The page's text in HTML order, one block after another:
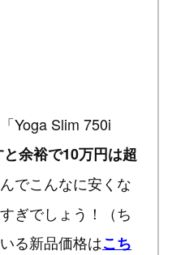
Yoga Slim 750i
余裕で10万円は超
でこんなに安くな
ぎでしょう！（ち
る新品価格はこち